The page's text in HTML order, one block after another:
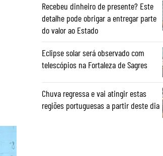
Recebeu dinheiro de presente? Este
detalhe pode obrigar a entregar parte
do valor ao Estado
Eclipse solar será observado com
telescópios na Fortaleza de Sagres
Chuva regressa e vai atingir estas
regiões portuguesas a partir deste dia